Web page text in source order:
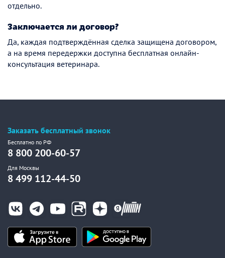
отдельно.
Заключается ли договор?
Да, каждая подтверждённая сделка защищена договором,
а на время передержки доступна бесплатная онлайн-
консультация ветеринара.
Заказать бесплатный звонок
Бесплатно по РФ
8 800 200-60-57
Для Москвы
8 499 112-44-50